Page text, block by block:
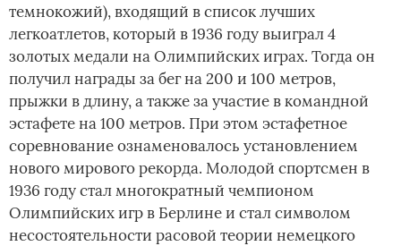
темнокожий), входящий в список лучших
легкоатлетов, который в 1936 году выиграл 4
золотых медали на Олимпийских играх. Тогда он
получил награды за бег на 200 и 100 метров,
прыжки в длину, а также за участие в командной
эстафете на 100 метров. При этом эстафетное
соревнование ознаменовалось установлением
нового мирового рекорда. Молодой спортсмен в
1936 году стал многократный чемпионом
Олимпийских игр в Берлине и стал символом
несостоятельности расовой теории немецкого